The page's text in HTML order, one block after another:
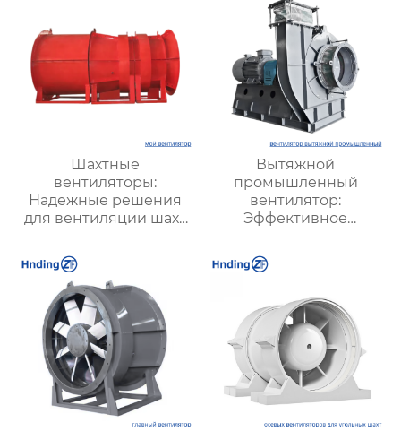
Шахтные
вентиляторы:
Надежные решения
для вентиляции шахт
| Купить с доставкой
Вытяжной
промышленный
вентилятор:
Эффективное
надежной вентиляции